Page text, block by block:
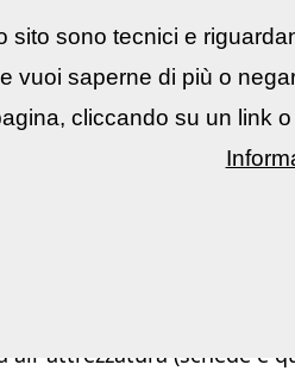
▼ Concorsi
all''attrezzatura (schede
sito sono tecnici e
vuoi saperne di più o
cliccando su un link